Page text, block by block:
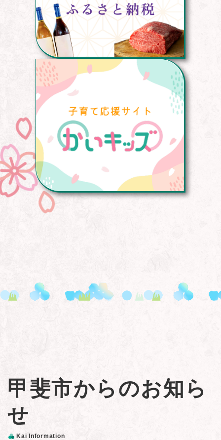
甲斐市からのお知ら
せ
Kai Information